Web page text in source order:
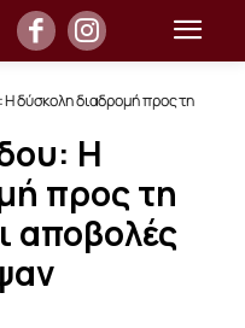
Η δύσκολη διαδρομή προς τη
Η
προς τη
αποβολές